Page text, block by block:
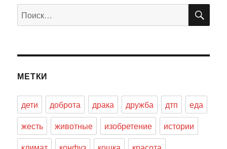
Искать:
МЕТКИ
дети доброта драка дружба дтп
еда
жесть
животные изобретение
истории